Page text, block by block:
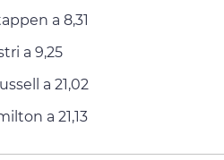
a 8,31
a 9,25
a 21,02
a 21,13